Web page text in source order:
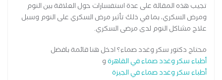
تجيب هذه المقالة على عدة استفسارات حول العلاقة بين النوم
ومرض السكري، بما في ذلك تأثير مرض السكري على النوم وسبل
علاج مشاكل النوم لدى مرضى السكري.
محتاج دكتور سكر وغدد صماء؟ ادخل هنا قائمة بافضل
أطباء سكر وغدد صماء في القاهرةو
أطباء سكر وغدد صماء في الجيزة